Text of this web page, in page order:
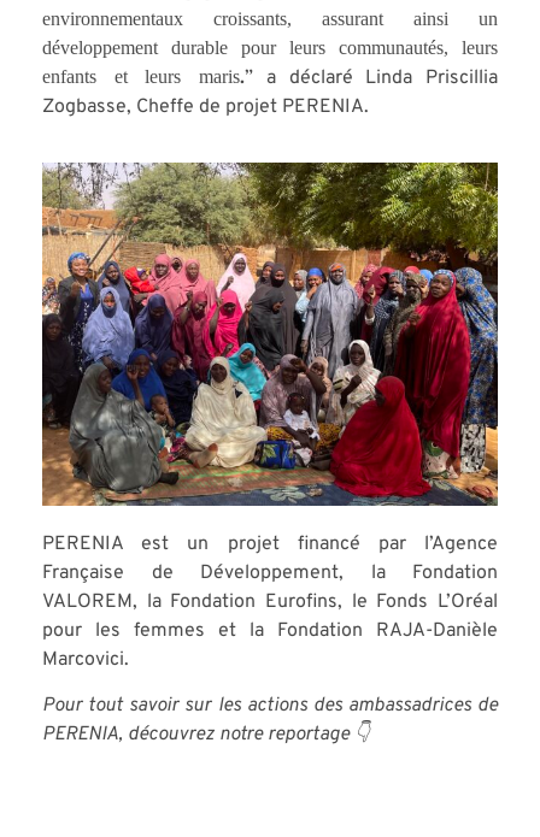
environnementaux croissants, assurant ainsi un
développement durable pour leurs communautés, leurs
enfants et leurs maris.” a déclaré Linda Priscillia
Zogbasse, Cheffe de projet PERENIA.
PERENIA est un projet financé par l’Agence
Française de Développement, la Fondation
VALOREM, la Fondation Eurofins, le Fonds L’Oréal
pour les femmes et la Fondation RAJA-Danièle
Marcovici.
Pour tout savoir sur les actions des ambassadrices de
PERENIA, découvrez notre reportage 👇